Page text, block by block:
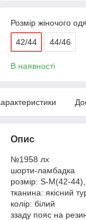
Розмір жіночого
42/44 44/46
В наявності
Опис
№1958 лх
шорти-ламбадка
розмір: S-М(42-
тканина: якісний
колір: білий
ззаду пояс на